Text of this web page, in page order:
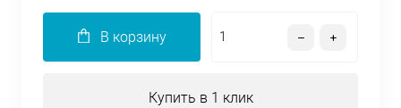
В корзину
Купить в 1 клик